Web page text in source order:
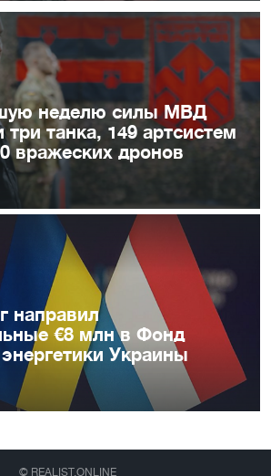
неделю силы МВД
танка, 149 артсистем
вражеских дронов
направил
€8 млн в Фонд
Украины
© REALIST.ONLINE